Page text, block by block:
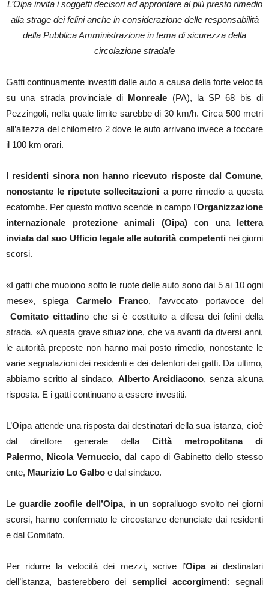
L’Oipa invita i soggetti decisori ad approntare al più presto rimedio
alla strage dei felini anche in considerazione delle responsabilità
della Pubblica Amministrazione in tema di sicurezza della
circolazione stradale
Gatti continuamente investiti dalle auto a causa della forte velocità
su una strada provinciale di Monreale (PA), la SP 68 bis di
Pezzingoli, nella quale limite sarebbe di 30 km/h. Circa 500 metri
all’altezza del chilometro 2 dove le auto arrivano invece a toccare
il 100 km orari.
I residenti sinora non hanno ricevuto risposte dal Comune,
nonostante le ripetute sollecitazioni a porre rimedio a questa
ecatombe. Per questo motivo scende in campo l’Organizzazione
internazionale protezione animali (Oipa)con una lettera
inviata dal suo Ufficio legale alle autorità competentinei giorni
scorsi.
«I gatti che muoiono sotto le ruote delle auto sono dai 5 ai 10 ogni
mese», spiega Carmelo Franco, l’avvocato portavoce del
Comitato cittadino che si è costituito a difesa dei felini della
strada. «A questa grave situazione, che va avanti da diversi anni,
le autorità preposte non hanno mai posto rimedio, nonostante le
varie segnalazioni dei residenti e dei detentori dei gatti. Da ultimo,
abbiamo scritto al sindaco, Alberto Arcidiacono, senza alcuna
risposta. E i gatti continuano a essere investiti.
L’Oipa attende una risposta dai destinatari della sua istanza, cioè
dal direttore generale della Città metropolitana di
Palermo, Nicola Vernuccio, dal capo di Gabinetto dello stesso
ente, Maurizio Lo Galbo e dal sindaco.
Le guardie zoofile dell’Oipa, in un sopralluogo svolto nei giorni
scorsi, hanno confermato le circostanze denunciate dai residenti
e dal Comitato.
Per ridurre la velocità dei mezzi, scrive l’Oipaai destinatari
dell’istanza, basterebbero dei semplici accorgimenti: segnali